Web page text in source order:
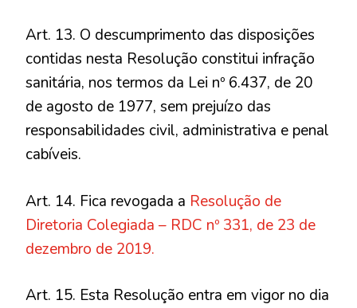
Art. 13. O descumprimento das disposições
contidas nesta Resolução constitui infração
sanitária, nos termos da Lei nº 6.437, de 20
de agosto de 1977, sem prejuízo das
responsabilidades civil, administrativa e penal
cabíveis.
Art. 14. Fica revogada a Resolução de
Diretoria Colegiada – RDC nº 331, de 23 de
dezembro de 2019.
Art. 15. Esta Resolução entra em vigor no dia